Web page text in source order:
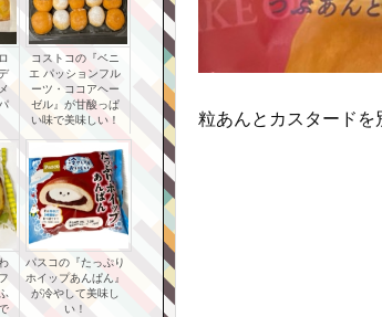
粒あんとカスタードを
コストコの『ベニ
エ パッションフル
ーツ・ココアヘー
ゼル』が甘酸っぱ
い味で美味しい！
パスコの『たっぷり
ホイップあんぱん』
が冷やして美味し
い！